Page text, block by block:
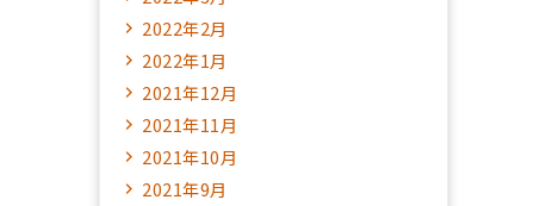
2022年2月
2022年1月
2021年12月
2021年11月
2021年10月
2021年9月